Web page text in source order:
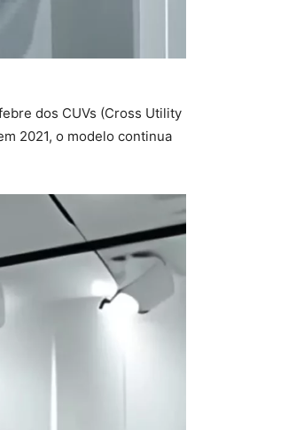
dos CUVs (Cross Utility
2021, o modelo continua